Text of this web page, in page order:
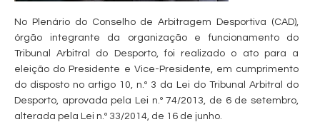
No Plenário do Conselho de Arbitragem Desportiva (CAD),
órgão integrante da organização e funcionamento do
Tribunal Arbitral do Desporto, foi realizado o ato para a
eleição do Presidente e Vice-Presidente, em cumprimento
do disposto no artigo 10, n.º 3 da Lei do Tribunal Arbitral do
Desporto, aprovada pela Lei n.º 74/2013, de 6 de setembro,
alterada pela Lei n.º 33/2014, de 16 de junho.